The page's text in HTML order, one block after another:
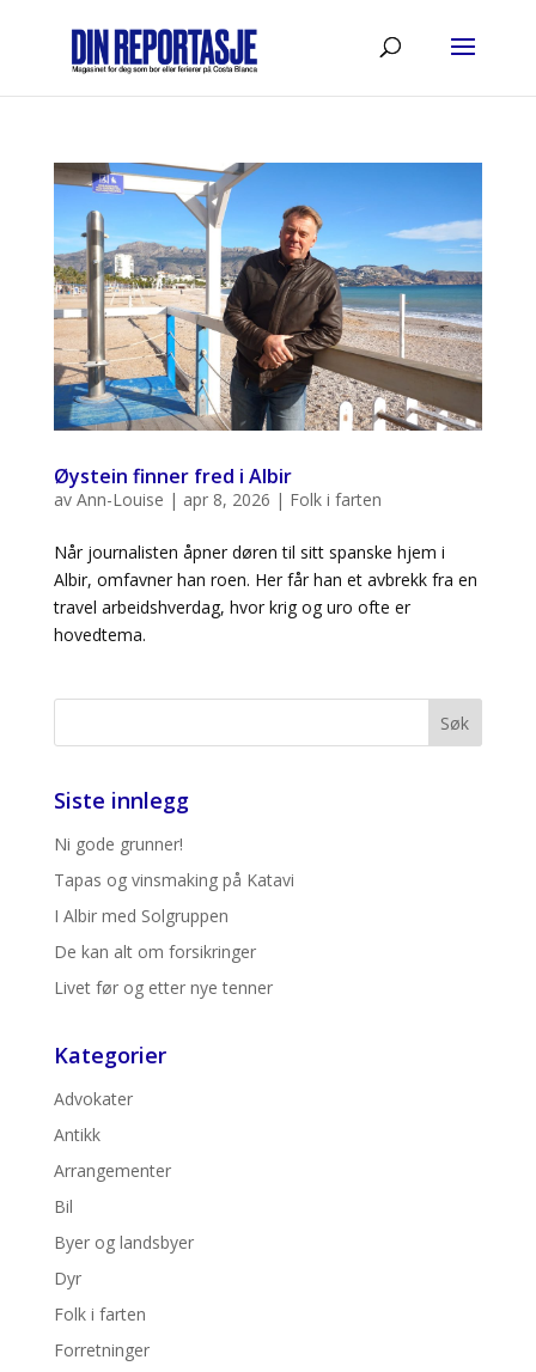
Øystein finner fred i Albir
av Ann-Louise | apr 8, 2026 | Folk i farten
Når journalisten åpner døren til sitt spanske hjem i
Albir, omfavner han roen. Her får han et avbrekk fra en
travel arbeidshverdag, hvor krig og uro ofte er
hovedtema.
Siste innlegg
Ni gode grunner!
Tapas og vinsmaking på Katavi
I Albir med Solgruppen
De kan alt om forsikringer
Livet før og etter nye tenner
Kategorier
Advokater
Antikk
Arrangementer
Bil
Byer og landsbyer
Dyr
Folk i farten
Forretninger